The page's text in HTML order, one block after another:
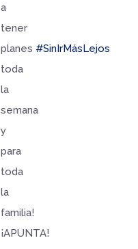
a
tener
planes #SinIrMásLejos
toda
la
semana
y
para
toda
la
familia!
¡APUNTA!